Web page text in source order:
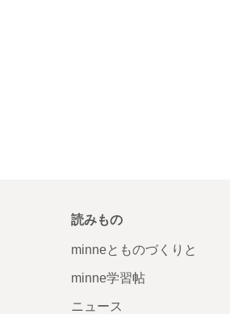
読みもの
minneとものづくりと
minne学習帖
ニュース